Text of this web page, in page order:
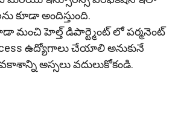
కూడా అందిస్తుంది.
మంచి హెల్త్ డిపార్ట్మెంట్ లో పర్మనెంట్
ఉద్యోగాలు చేయాలి అనుకునే
అస్సలు వదులుకోకండి.